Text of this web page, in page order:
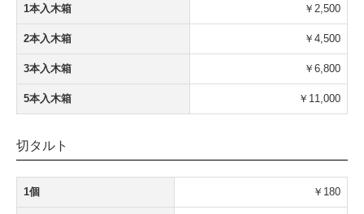
1本入木箱 ￥2,500
2本入木箱 ￥4,500
3本入木箱 ￥6,800
5本入木箱 ￥11,000
切タルト
1個 ￥180